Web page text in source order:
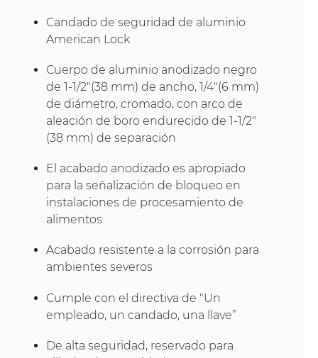
Candado de seguridad de aluminio
American Lock
Cuerpo de aluminio anodizado negro
de 1-1/2"(38 mm) de ancho, 1/4"(6 mm)
de diámetro, cromado, con arco de
aleación de boro endurecido de 1-1/2"
(38 mm) de separación
El acabado anodizado es apropiado
para la señalización de bloqueo en
instalaciones de procesamiento de
alimentos
Acabado resistente a la corrosión para
ambientes severos
Cumple con el directiva de "Un
empleado, un candado, una llave”
De alta seguridad, reservado para